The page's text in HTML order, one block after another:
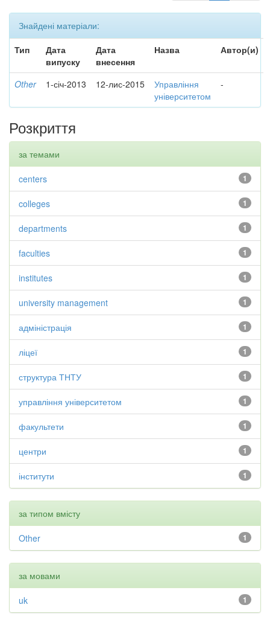
Знайдені матеріали:
Тип
Дата
випуску
Дата
внесення
Назва Автор(и)
Other 1-січ-2013 12-лис-2015
Управління
університетом
-
Розкриття
за темами
1
centers
1
colleges
1
departments
1
faculties
1
institutes
1
university management
1
адміністрація
1
ліцеї
1
структура ТНТУ
1
управління університетом
1
факультети
1
центри
1
інститути
за типом вмісту
1
Other
за мовами
1
uk